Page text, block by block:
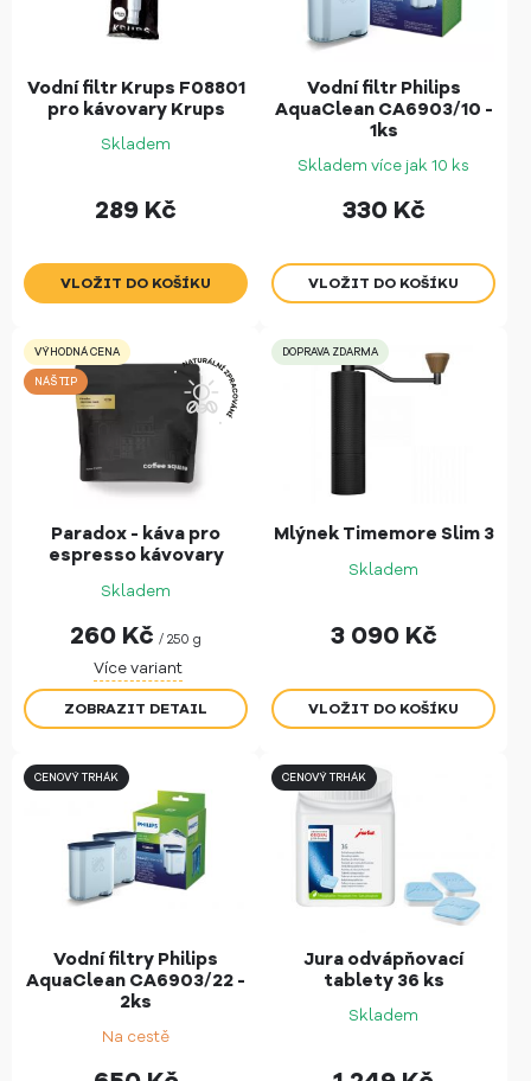
Vodní filtr Krups F08801
pro kávovary Krups
Skladem
289 Kč
Vodní filtr Philips
AquaClean CA6903/10 -
1ks
Skladem více jak 10 ks
330 Kč
VÝHODNÁ CENA
NÁŠ TIP
Paradox - káva pro
espresso kávovary
Skladem
260 Kč / 250 g
Více variant
ZOBRAZIT DETAIL
DOPRAVA ZDARMA
Mlýnek Timemore Slim 3
Skladem
3 090 Kč
CENOVÝ TRHÁK
Vodní filtry Philips
AquaClean CA6903/22 -
2ks
Na cestě
CENOVÝ TRHÁK
Jura odvápňovací
tablety 36 ks
Skladem